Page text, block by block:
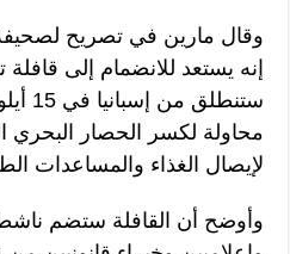
وقال مارين في تصريح لصحيفة
محاولة لكسر الحصار
لإيصال الغذاء والمساعدات
وأوضح أن القافلة ستضم